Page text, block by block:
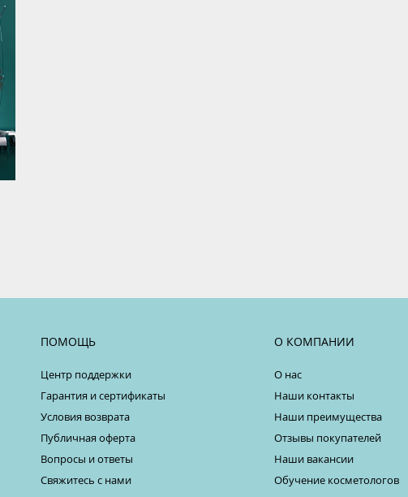
ПОМОЩЬ
Центр поддержки
Гарантия и сертификаты
Условия возврата
Публичная оферта
Вопросы и ответы
Свяжитесь с нами
О КОМПАНИИ
О нас
Наши контакты
Наши преимущества
Отзывы покупателей
Наши вакансии
Обучение косметологов